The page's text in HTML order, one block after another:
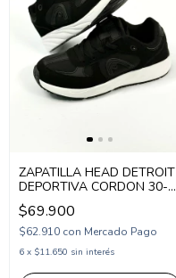
ZAPATILLA HEAD DETROIT
DEPORTIVA CORDON 30-
42 NEGRO (HADETRO/1N)
$69.900
$62.910 con Mercado Pago
6 x $11.650 sin interés